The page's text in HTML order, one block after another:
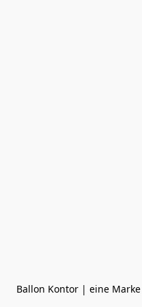
Ballon Kontor | eine